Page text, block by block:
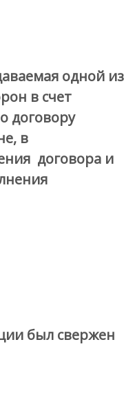
одной из
в счет
договору
в
договора и
был свержен